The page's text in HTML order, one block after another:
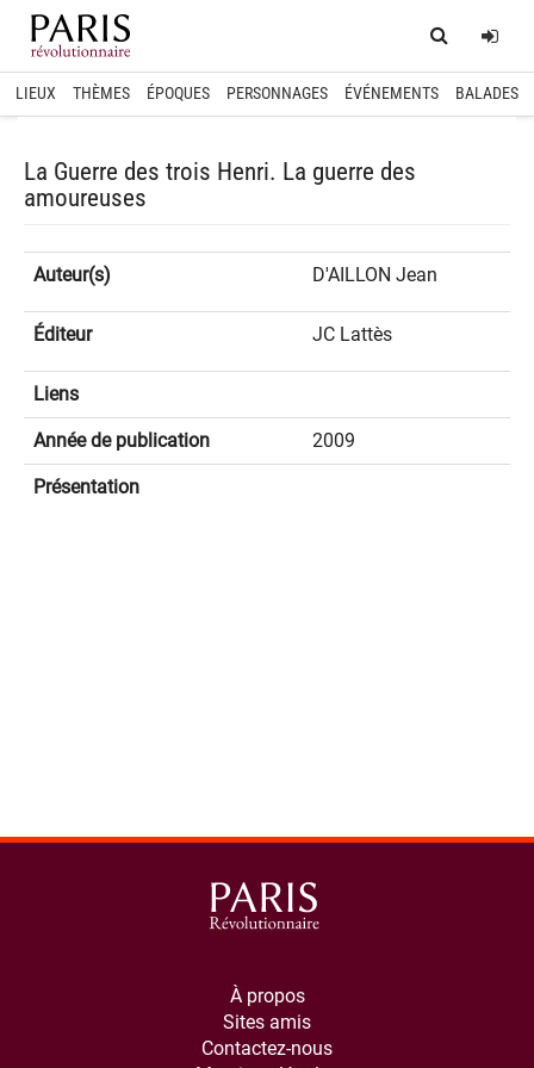
Home
LIEUX THÈMES ÉPOQUES PERSONNAGES ÉVÉNEMENTS BALADES
La Guerre des trois Henri. La guerre des
amoureuses
Auteur(s) D'AILLON Jean
Éditeur JC Lattès
Liens
Année de publication 2009
Présentation
À propos
Sites amis
Contactez-nous